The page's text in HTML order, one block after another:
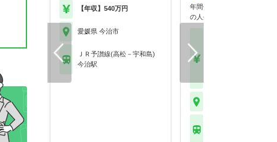
【年収】540万円
愛媛県 今治市
ＪＲ予讃線(高松－宇和島)
今治駅
年間休日125日、最大9連休
の人生を大切にで…